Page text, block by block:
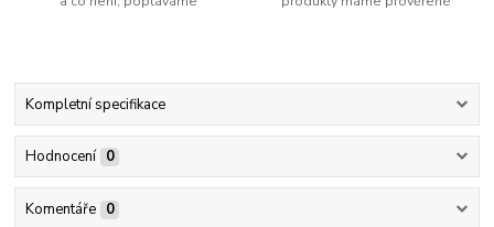
Kompletní specifikace
Hodnocení 0
Komentáře 0